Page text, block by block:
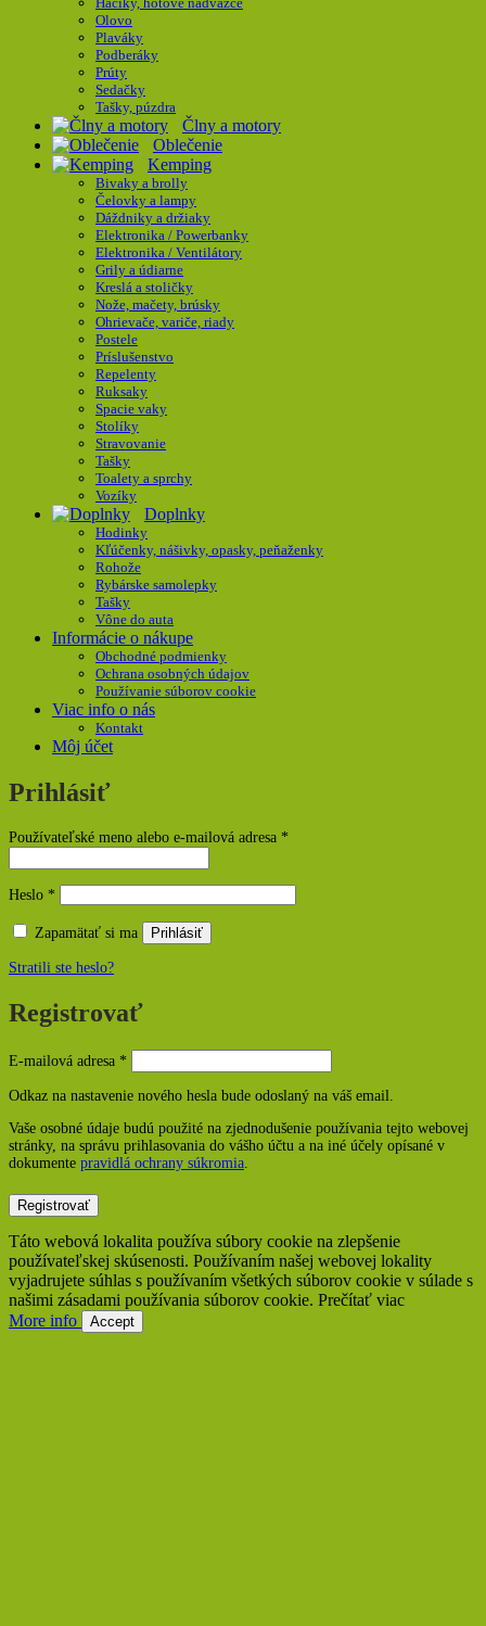
Olovo
Plaváky
Podberáky
Prúty
Sedačky
Tašky, púzdra
Člny a motory
Oblečenie
Kemping
Bivaky a brolly
Čelovky a lampy
Dáždniky a držiaky
Elektronika / Powerbanky
Elektronika / Ventilátory
Grily a údiarne
Kreslá a stoličky
Nože, mačety, brúsky
Ohrievače, variče, riady
Postele
Príslušenstvo
Repelenty
Ruksaky
Spacie vaky
Stolíky
Stravovanie
Tašky
Toalety a sprchy
Vozíky
Doplnky
Hodinky
Kľúčenky, nášivky, opasky, peňaženky
Rohože
Rybárske samolepky
Tašky
Vône do auta
Informácie o nákupe
Obchodné podmienky
Ochrana osobných údajov
Používanie súborov cookie
Viac info o nás
Kontakt
Môj účet
Prihlásiť
Používateľské meno alebo e-mailová adresa *
Heslo *
Zapamätať si ma Prihlásiť
Stratili ste heslo?
Registrovať
E-mailová adresa * Povinné
Odkaz na nastavenie nového hesla bude odoslaný na váš email.
Vaše osobné údaje budú použité na zjednodušenie používania tejto webovej
stránky, na správu prihlasovania do vášho účtu a na iné účely opísané v
dokumente pravidlá ochrany súkromia
Registrovať
Táto webová lokalita používa súbory cookie na zlepšenie
používateľskej skúsenosti. Používaním našej webovej lokality
vyjadrujete súhlas s používaním všetkých súborov cookie v súlade s
našimi zásadami používania súborov cookie. Prečítať viac
More info
Accept